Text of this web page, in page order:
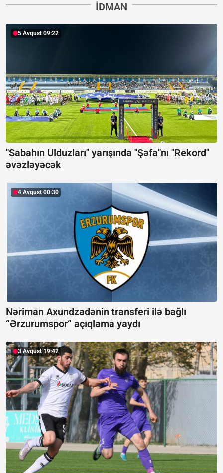
İDMAN
5 Avqust 09:22
"Sabahın Ulduzları" yarışında "Şəfa"nı "Rekord"
əvəzləyəcək
4 Avqust 00:30
Nəriman Axundzadənin transferi ilə bağlı
“Ərzurumspor” açıqlama yaydı
3 Avqust 19:42